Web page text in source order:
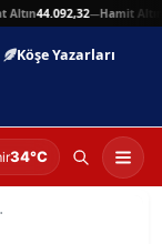
44.092,32—Hamit Altın
Köşe Yazarları
34°C